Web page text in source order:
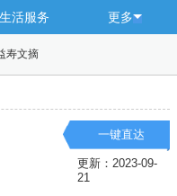
生活服务 更多
寿文摘
一键直达
更新：2023-09-
21